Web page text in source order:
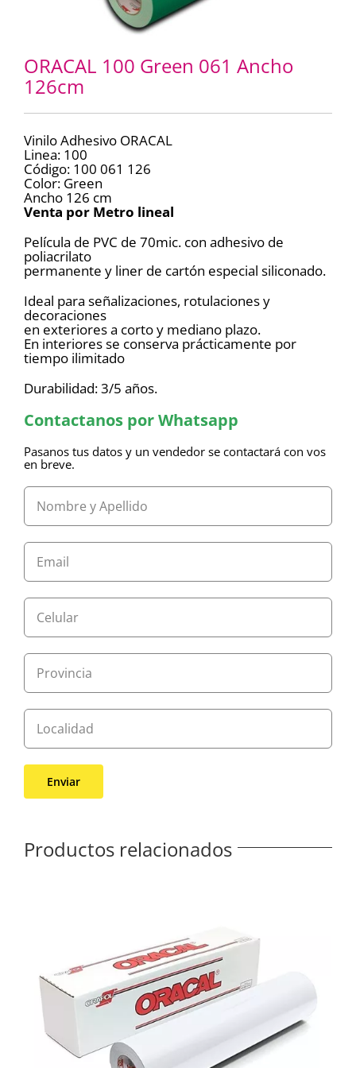
ORACAL 100 Green 061 Ancho
126cm
Vinilo Adhesivo ORACAL
Linea: 100
Código: 100 061 126
Color: Green
Ancho 126 cm
Venta por Metro lineal
Película de PVC de 70mic. con adhesivo de
poliacrilato
permanente y liner de cartón especial siliconado.
Ideal para señalizaciones, rotulaciones y
decoraciones
en exteriores a corto y mediano plazo.
En interiores se conserva prácticamente por
tiempo ilimitado
Durabilidad: 3/5 años.
Contactanos por Whatsapp
Pasanos tus datos y un vendedor se contactará con vos
en breve.
Productos relacionados